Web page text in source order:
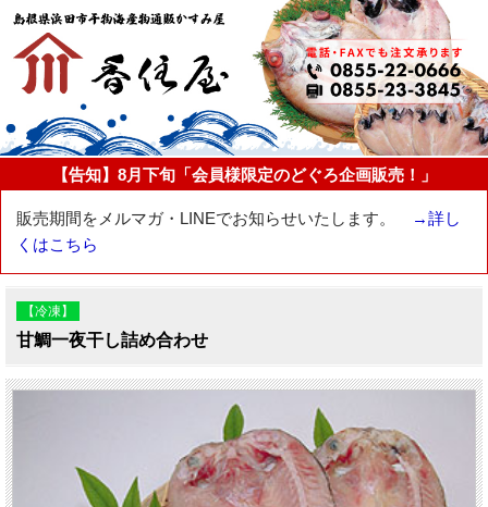
【告知】8月下旬「会員様限定のどぐろ企画販売！」
販売期間をメルマガ・LINEでお知らせいたします。
→詳し
くはこちら
【冷凍】
甘鯛一夜干し詰め合わせ